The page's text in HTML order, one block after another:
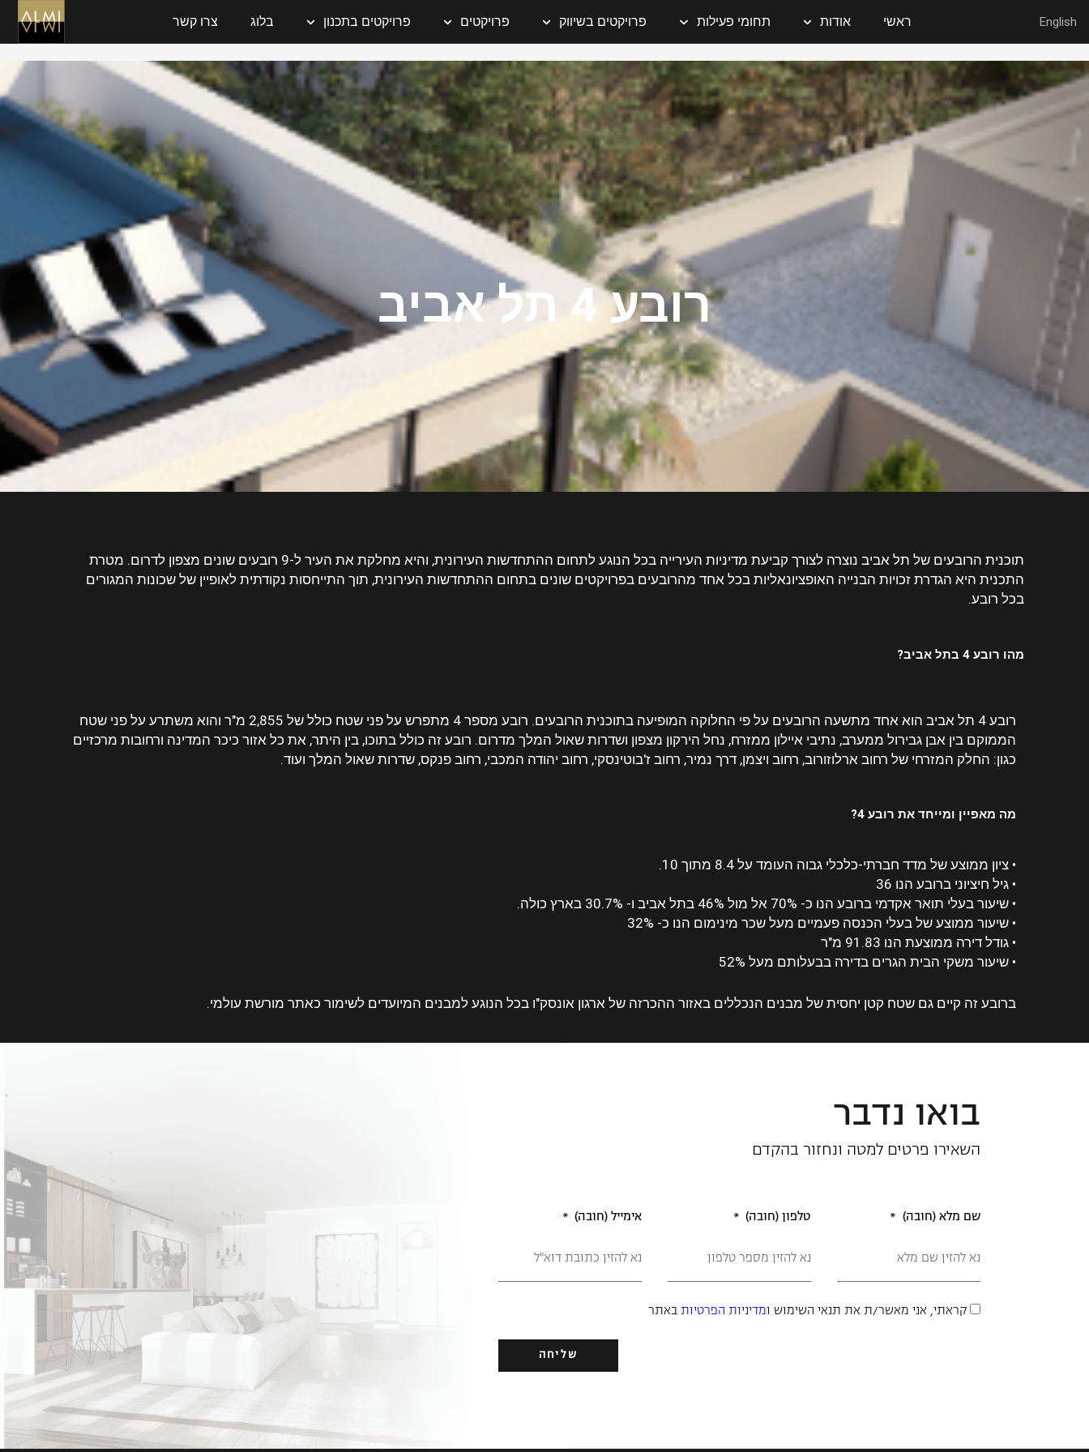
לתוכןEnglish ראשי אודות תחומי פעילות פרויקטים בשיווק פרויקטים פרויקטים בתכנון בלוג צרו קשר
רובע 4 תל אביב
תוכנית הרובעים של תל אביב נוצרה לצורך קביעת מדיניות העירייה בכל הנוגע לתחום ההתחדשות העירונית, והיא מחלקת את העיר ל-9 רובעים שונים מצפון לדרום. מטרת
התכנית היא הגדרת זכויות הבנייה האופציונאליות בכל אחד מהרובעים בפרויקטים שונים בתחום ההתחדשות העירונית, תוך התייחסות נקודתית לאופיין של שכונות המגורים
בכל רובע.
מהו רובע 4 בתל אביב?
רובע 4 תל אביב הוא אחד מתשעה הרובעים על פי החלוקה המופיעה בתוכנית הרובעים. רובע מספר 4 מתפרש על פני שטח כולל של 2,855 מ"ר והוא משתרע על פני שטח
הממוקם בין אבן גבירול ממערב, נתיבי איילון ממזרח, נחל הירקון מצפון ושדרות שאול המלך מדרום. רובע זה כולל בתוכו, בין היתר, את כל אזור כיכר המדינה ורחובות מרכזיים
כגון: החלק המזרחי של רחוב ארלוזורוב, רחוב ויצמן, דרך נמיר, רחוב ז'בוטינסקי, רחוב יהודה המכבי, רחוב פנקס, שדרות שאול המלך ועוד.
מה מאפיין ומייחד את רובע 4?
• ציון ממוצע של מדד חברתי-כלכלי גבוה העומד על 8.4 מתוך 10.
• גיל חיציוני ברובע הנו 36
• שיעור בעלי תואר אקדמי ברובע הנו כ- 70% אל מול 46% בתל אביב ו- 30.7% בארץ כולה.
• שיעור ממוצע של בעלי הכנסה פעמיים מעל שכר מינימום הנו כ- 32%
• גודל דירה ממוצעת הנו 91.83 מ"ר
• שיעור משקי הבית הגרים בדירה בבעלותם מעל 52%
ברובע זה קיים גם שטח קטן יחסית של מבנים הנכללים באזור ההכרזה של ארגון אונסק"ו בכל הנוגע למבנים המיועדים לשימור כאתר מורשת עולמי.
בואו נדבר
השאירו פרטים למטה ונחזור בהקדם
שם מלא (חובה) טלפון (חובה) אימייל (חובה)
קראתי, אני מאשר/ת את תנאי השימוש ומדיניות הפרטיות באתר
שליחה